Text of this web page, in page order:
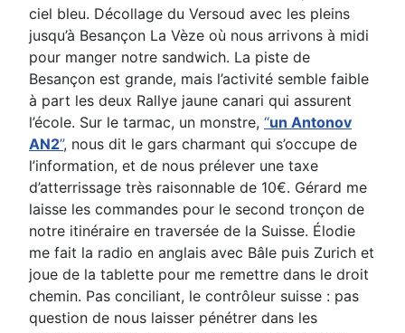
ciel bleu. Décollage du Versoud avec les pleins
jusqu’à Besançon La Vèze où nous arrivons à midi
pour manger notre sandwich. La piste de
Besançon est grande, mais l’activité semble faible
à part les deux Rallye jaune canari qui assurent
l’école. Sur le tarmac, un monstre, “un Antonov
AN2”, nous dit le gars charmant qui s’occupe de
l’information, et de nous prélever une taxe
d’atterrissage très raisonnable de 10€. Gérard me
laisse les commandes pour le second tronçon de
notre itinéraire en traversée de la Suisse. Élodie
me fait la radio en anglais avec Bâle puis Zurich et
joue de la tablette pour me remettre dans le droit
chemin. Pas conciliant, le contrôleur suisse : pas
question de nous laisser pénétrer dans les